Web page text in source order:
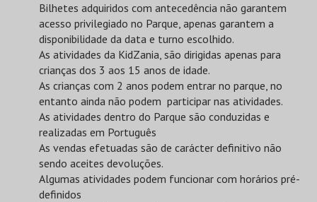
Bilhetes adquiridos com antecedência não garantem
acesso privilegiado no Parque, apenas garantem a
disponibilidade da data e turno escolhido.
As atividades da KidZania, são dirigidas apenas para
crianças dos 3 aos 15 anos de idade.
As crianças com 2 anos podem entrar no parque, no
entanto ainda não podem participar nas atividades.
As atividades dentro do Parque são conduzidas e
realizadas em Português
As vendas efetuadas são de carácter definitivo não
sendo aceites devoluções.
Algumas atividades podem funcionar com horários pré-
definidos